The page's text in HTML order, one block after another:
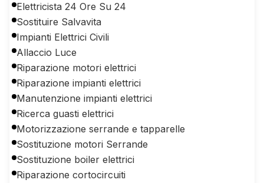
Elettricista 24 Ore Su 24
Sostituire Salvavita
Impianti Elettrici Civili
Allaccio Luce
Riparazione motori elettrici
Riparazione impianti elettrici
Manutenzione impianti elettrici
Ricerca guasti elettrici
Motorizzazione serrande e tapparelle
Sostituzione motori Serrande
Sostituzione boiler elettrici
Riparazione cortocircuiti